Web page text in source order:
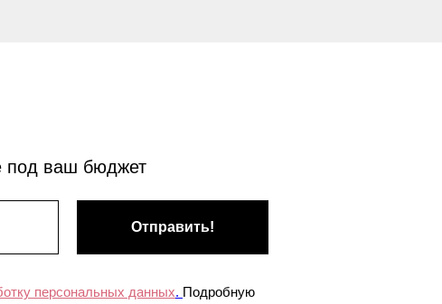
под ваш бюджет
Отправить!
персональных данных. Подробную